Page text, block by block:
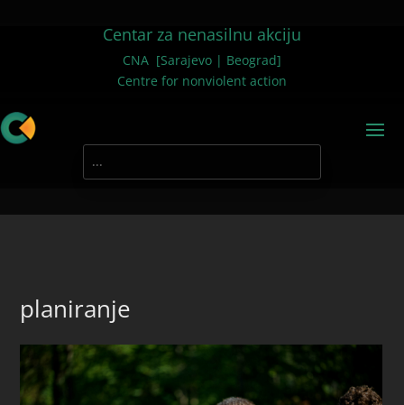
Centar za nenasilnu akciju
CNA [Sarajevo | Beograd]
Centre for nonviolent action
planiranje